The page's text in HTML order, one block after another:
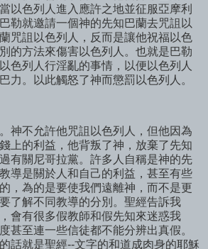
以色列人進入應許之地並征服亞摩利
勒就邀請一個神的先知巴蘭去咒詛以
咒詛以色列人，反而是讓他祝福以色
的方法來傷害以色列人。也就是巴勒
色列人行淫亂的事情，以便以色列人
力。以此觸怒了神而懲罰以色列人。
神不允許他咒詛以色列人，但他因為
上的利益，他背叛了神，放棄了先知
有關尼哥拉黨。許多人自稱是神的先
導是關於人和自己的利益，甚至有些
，為的是要使我們遠離神，而不是更
了解不同教導的分別。聖經告訴我
會有很多假教師和假先知來迷惑我
甚至連一些信徒都不能分辨出真假。
話就是聖經--文字的和道成肉身的耶穌